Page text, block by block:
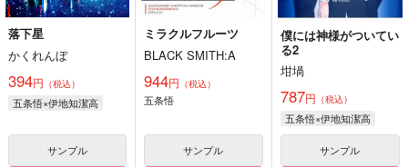
落下星
かくれんぼ
394円 （税込）
五条悟×伊地知潔高
サンプル
ミラクルフルーツ
BLACK SMITH:A
944円 （税込）
五条悟
サンプル
僕には神様がついてい
る2
坩堝
787円 （税込）
五条悟×伊地知潔高
サンプル